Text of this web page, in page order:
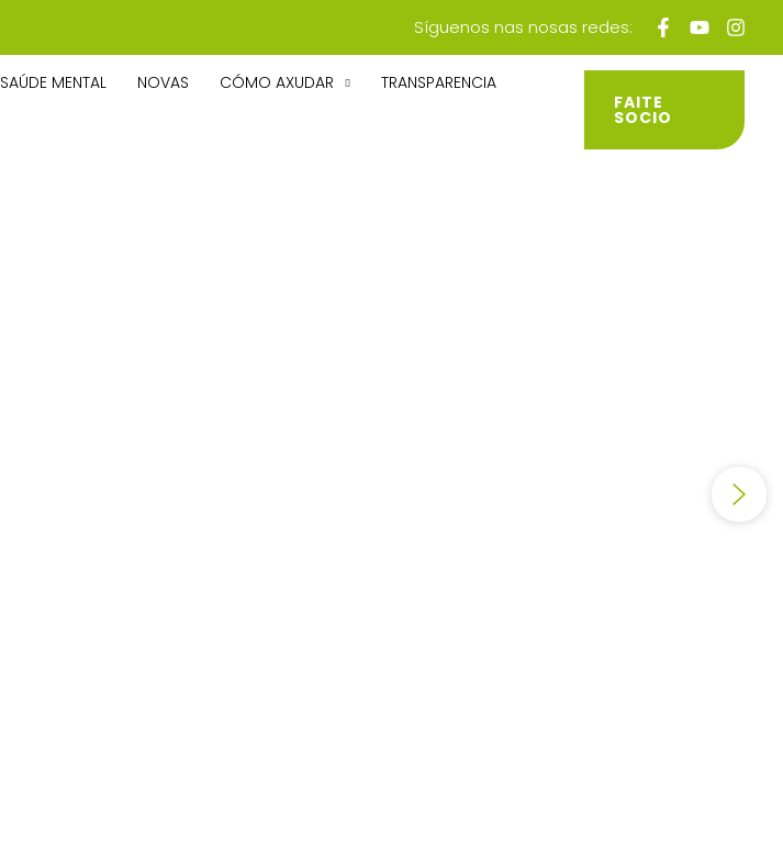
Síguenos nas nosas redes:
SAÚDE MENTAL NOVAS CÓMO AXUDAR TRANSPARENCIA
FAITE
SOCIO